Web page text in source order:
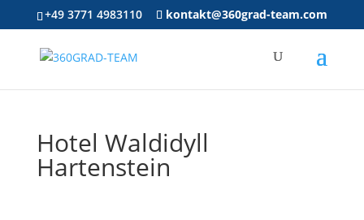
+49 3771 4983110 kontakt@360grad-team.com
Hotel Waldidyll
Hartenstein